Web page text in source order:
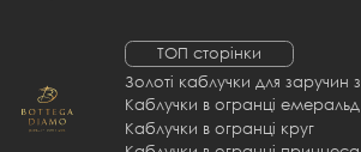
ТОП сторінки
Каблучки в огранці емеральд
Каблучки в огранці круг